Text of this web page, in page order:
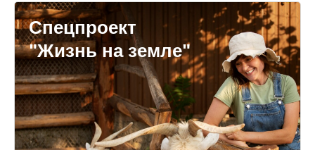
Спецпроект
"Жизнь на земле"